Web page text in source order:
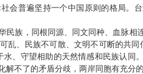
会普遍坚持一个中国原则的格局。
民族，同根同源、同文同种、血脉相
、民族不可散、文明不可断的共同
、守望相助的天然情感和民族认同
不了的矛盾分歧，两岸同胞有充分